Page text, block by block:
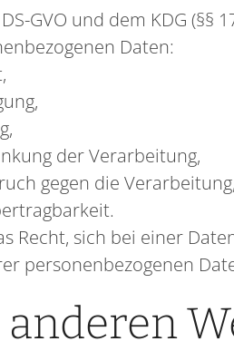
GVO und dem KDG (§§
Daten:
der Verarbeitung,
gegen die Verarbeitung,
Recht, sich bei einer
personenbezogenen